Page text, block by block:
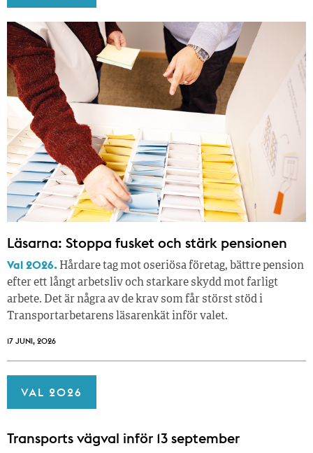
Läsarna: Stoppa fusket och stärk pensionen
Val 2026. Hårdare tag mot oseriösa företag, bättre pension
efter ett långt arbetsliv och starkare skydd mot farligt
arbete. Det är några av de krav som får störst stöd i
Transportarbetarens läsar­enkät inför valet.
17 JUNI, 2026
VAL 2026
Transports vägval inför 13 september